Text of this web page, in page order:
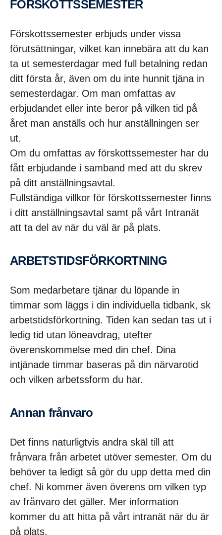
FÖRSKOTTS­SE­MESTER
Förskottssemester erbjuds under vissa
förutsättningar, vilket kan innebära att du kan
ta ut semesterdagar med full betalning redan
ditt första år, även om du inte hunnit tjäna in
semesterdagar. Om man omfattas av
erbjudandet eller inte beror på vilken tid på
året man anställs och hur anställningen ser
ut.
Om du omfattas av förskottssemester har du
fått erbjudande i samband med att du skrev
på ditt anställningsavtal.
Fullständiga villkor för förskottssemester finns
i ditt anställningsavtal samt på vårt Intranät
att ta del av när du väl är på plats.
ARBETS­TIDS­FÖR­KORT­NING
Som medarbetare tjänar du löpande in
timmar som läggs i din individuella tidbank, sk
arbetstidsförkortning. Tiden kan sedan tas ut i
ledig tid utan löneavdrag, utefter
överenskommelse med din chef. Dina
intjänade timmar baseras på din närvarotid
och vilken arbetssform du har.
Annan frånvaro
Det finns naturligtvis andra skäl till att
frånvara från arbetet utöver semester. Om du
behöver ta ledigt så gör du upp detta med din
chef. Ni kommer även överens om vilken typ
av frånvaro det gäller. Mer information
kommer du att hitta på vårt intranät när du är
på plats.